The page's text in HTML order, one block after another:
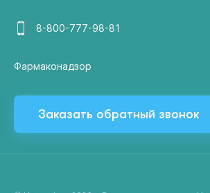
8-800-777-98-81
Фармаконадзор
Заказать обратный звонок